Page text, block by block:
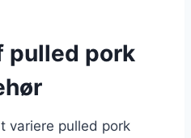
pulled pork
variere pulled pork